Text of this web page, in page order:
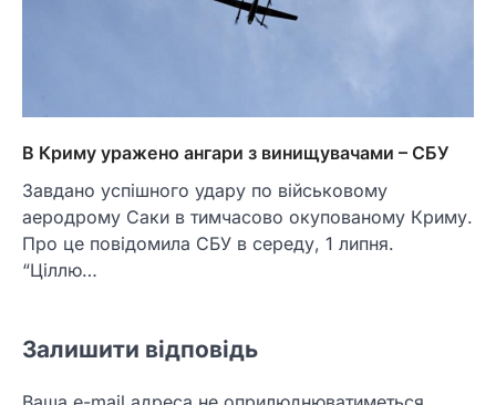
В Криму уражено ангари з винищувачами – СБУ
Завдано успішного удару по військовому
аеродрому Саки в тимчасово окупованому Криму.
Про це повідомила СБУ в середу, 1 липня.
“Ціллю…
Залишити відповідь